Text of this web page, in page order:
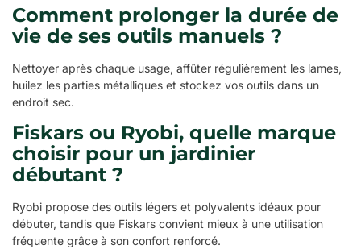
Comment prolonger la durée de
vie de ses outils manuels ?
Nettoyer après chaque usage, affûter régulièrement les lames,
huilez les parties métalliques et stockez vos outils dans un
endroit sec.
Fiskars ou Ryobi, quelle marque
choisir pour un jardinier
débutant ?
Ryobi propose des outils légers et polyvalents idéaux pour
débuter, tandis que Fiskars convient mieux à une utilisation
fréquente grâce à son confort renforcé.